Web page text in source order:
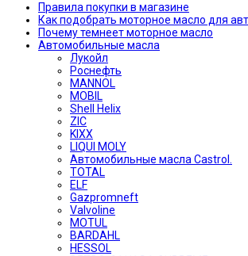
Правила покупки в магазине
Как подобрать моторное масло для
Почему темнеет моторное масло
Автомобильные масла
Лукойл
Роснефть
MANNOL
MOBIL
Shell Helix
ZIC
KIXX
LIQUI MOLY
Автомобильные масла Castrol.
TOTAL
ELF
Gazpromneft
Valvoline
MOTUL
BARDAHL
HESSOL